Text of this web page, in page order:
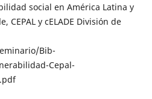
social en América Latina y
CEPAL y cE­LADE División de
Bib­
Ce­pal-